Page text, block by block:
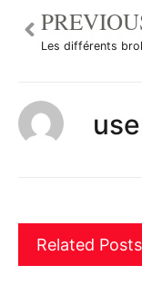
Related Posts